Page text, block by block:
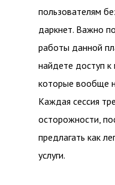
пользователям
даркнет. Важно
работы данной
найдете доступ к
которые вообще
Каждая сессия
осторожности,
предлагать как
услуги.